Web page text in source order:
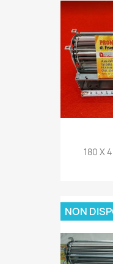
180 X
NON